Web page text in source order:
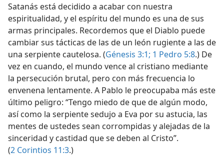
Satanás está decidido a acabar con nuestra
espiritualidad, y el espíritu del mundo es una de sus
armas principales. Recordemos que el Diablo puede
cambiar sus tácticas de las de un león rugiente a las de
una serpiente cautelosa. (Génesis 3:1; 1 Pedro 5:8.) De
vez en cuando, el mundo vence al cristiano mediante
la persecución brutal, pero con más frecuencia lo
envenena lentamente. A Pablo le preocupaba más este
último peligro: “Tengo miedo de que de algún modo,
así como la serpiente sedujo a Eva por su astucia, las
mentes de ustedes sean corrompidas y alejadas de la
sinceridad y castidad que se deben al Cristo”.
(2 Corintios 11:3.)